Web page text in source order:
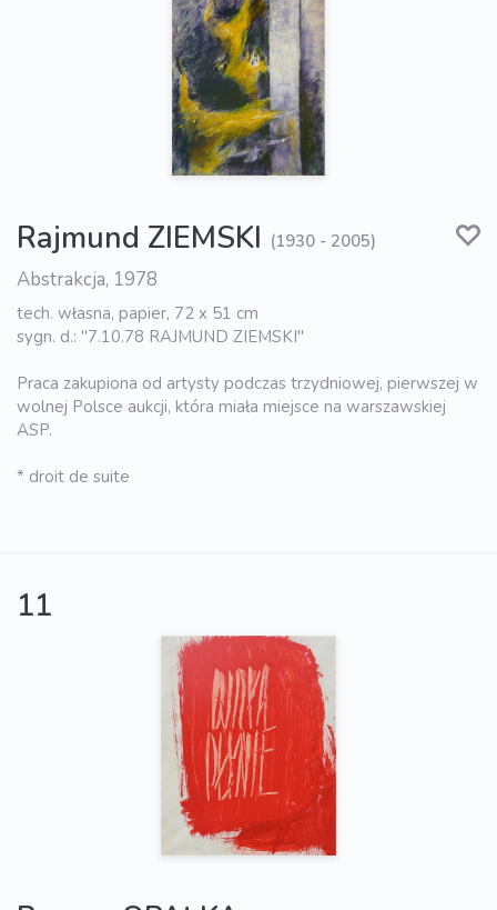
Rajmund ZIEMSKI (1930 - 2005)
Abstrakcja, 1978
tech. własna, papier, 72 x 51 cm
sygn. d.: "7.10.78 RAJMUND ZIEMSKI"
Praca zakupiona od artysty podczas trzydniowej, pierwszej w
wolnej Polsce aukcji, która miała miejsce na warszawskiej
ASP.
* droit de suite
11